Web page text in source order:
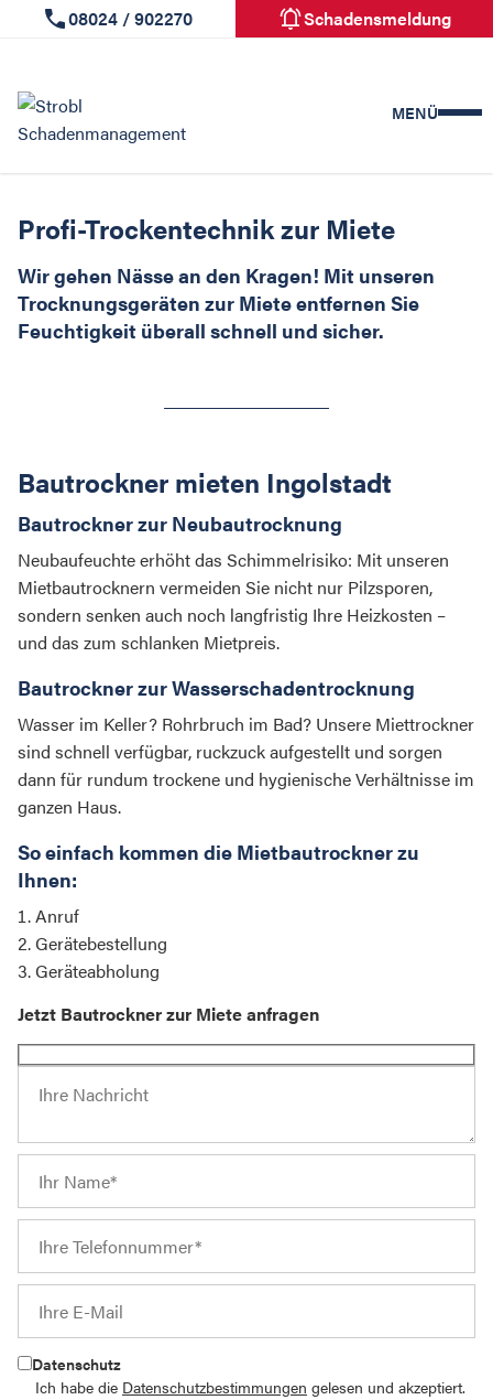
08024 / 902270 Schadensmeldung
MENÜ
Profi-Trockentechnik zur Miete
Wir gehen Nässe an den Kragen! Mit unseren
Trocknungsgeräten zur Miete entfernen Sie
Feuchtigkeit überall schnell und sicher.
Bautrockner mieten Ingolstadt
Bautrockner zur Neubautrocknung
Neubaufeuchte erhöht das Schimmelrisiko: Mit unseren
Mietbautrocknern vermeiden Sie nicht nur Pilzsporen,
sondern senken auch noch langfristig Ihre Heizkosten –
und das zum schlanken Mietpreis.
Bautrockner zur Wasserschadentrocknung
Wasser im Keller? Rohrbruch im Bad? Unsere Miettrockner
sind schnell verfügbar, ruckzuck aufgestellt und sorgen
dann für rundum trockene und hygienische Verhältnisse im
ganzen Haus.
So einfach kommen die Mietbautrockner zu
Ihnen:
Anruf
Gerätebestellung
Geräteabholung
Jetzt Bautrockner zur Miete anfragen
Datenschutz
Ich habe die Datenschutzbestimmungen gelesen und akzeptiert.